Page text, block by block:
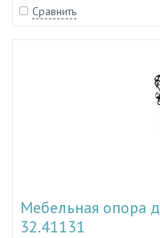
Сравнить
Мебельная опора
32.41131